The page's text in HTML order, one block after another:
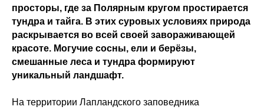
просторы, где за Полярным кругом простирается
тундра и тайга. В этих суровых условиях природа
раскрывается во всей своей завораживающей
красоте. Могучие сосны, ели и берёзы,
смешанные леса и тундра формируют
уникальный ландшафт.
На территории Лапландского заповедника